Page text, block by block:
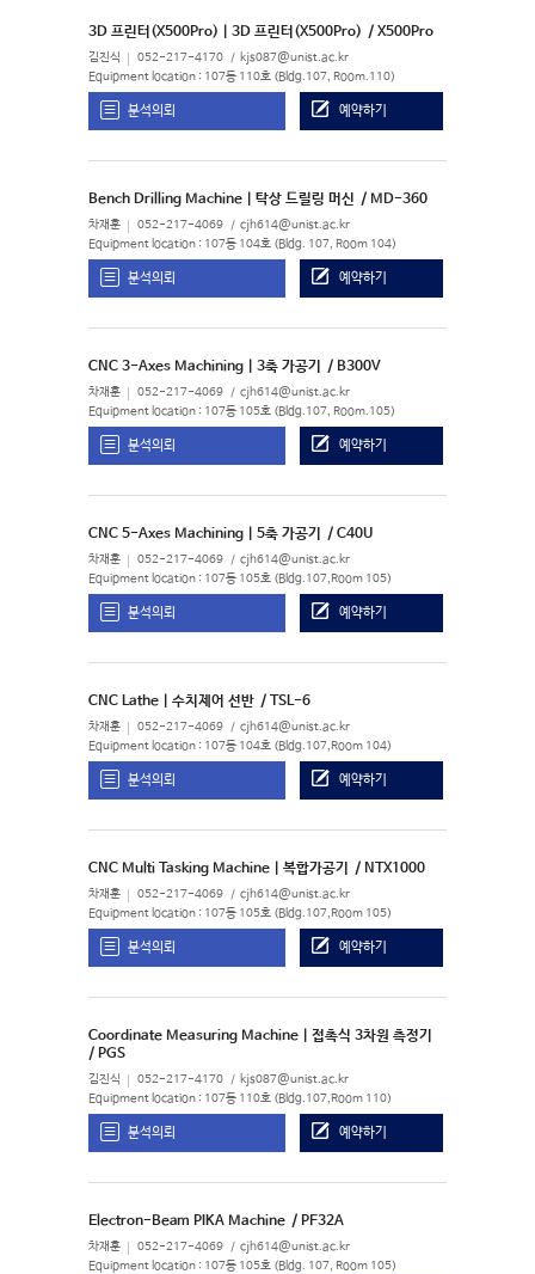
3D 프린터(X500Pro) | 3D 프린터(X500Pro) / X500Pro
김진식 052-217-4170 kjs087@unist.ac.kr
Equipment location : 107동 110호 (Bldg.107, Room.110)
분석의뢰 예약하기
Bench Drilling Machine | 탁상 드릴링 머신 / MD-360
차재훈 052-217-4069 cjh614@unist.ac.kr
Equipment location : 107동 104호 (Bldg. 107, Room 104)
분석의뢰 예약하기
CNC 3-Axes Machining | 3축 가공기 / B300V
차재훈 052-217-4069 cjh614@unist.ac.kr
Equipment location : 107동 105호 (Bldg.107, Room.105)
분석의뢰 예약하기
CNC 5-Axes Machining | 5축 가공기 / C40U
차재훈 052-217-4069 cjh614@unist.ac.kr
Equipment location : 107동 105호 (Bldg.107,Room 105)
분석의뢰 예약하기
CNC Lathe | 수치제어 선반 / TSL-6
차재훈 052-217-4069 cjh614@unist.ac.kr
Equipment location : 107동 104호 (Bldg.107,Room 104)
분석의뢰 예약하기
CNC Multi Tasking Machine | 복합가공기 / NTX1000
차재훈 052-217-4069 cjh614@unist.ac.kr
Equipment location : 107동 105호 (Bldg.107,Room 105)
분석의뢰 예약하기
Coordinate Measuring Machine | 접촉식 3차원 측정기
/ PGS
김진식 052-217-4170 kjs087@unist.ac.kr
Equipment location : 107동 110호 (Bldg.107,Room 110)
분석의뢰 예약하기
Electron-Beam PIKA Machine / PF32A
차재훈 052-217-4069 cjh614@unist.ac.kr
Equipment location : 107동 105호 (Bldg. 107, Room 105)